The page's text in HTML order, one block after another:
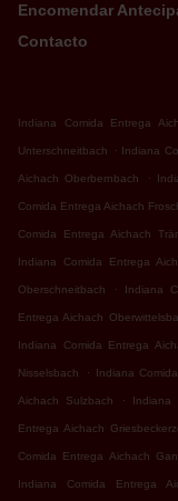
Encomendar
Contacto
Indiana Comida Entrega
Unterschneitbach . Indiana
Aichach Oberbernbach .
Comida Entrega Aichach
Comida Entrega Aichach
Indiana Comida Entrega
Oberschneitbach . Indiana
Entrega Aichach
Indiana Comida Entrega
Nisselsbach . Indiana
Aichach Sulzbach . Indiana
Entrega Aichach
Comida Entrega Aichach
Indiana Comida Entrega